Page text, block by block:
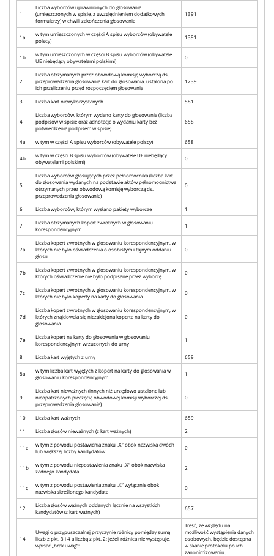
1
Liczba wyborców uprawnionych do głosowania
(umieszczonych w spisie, z uwzględnieniem dodatkowych
formularzy) w chwili zakończenia głosowania
1391
1a
w tym umieszczonych w części A spisu wyborców (obywatele
polscy)
1391
1b
w tym umieszczonych w części B spisu wyborców (obywatele
UE niebędący obywatelami polskimi)
0
2
Liczba otrzymanych przez obwodową komisję wyborczą ds.
przeprowadzenia głosowania kart do głosowania, ustalona po
ich przeliczeniu przed rozpoczęciem głosowania
1239
3 Liczba kart niewykorzystanych 581
4
Liczba wyborców, którym wydano karty do głosowania (liczba
podpisów w spisie oraz adnotacje o wydaniu karty bez
potwierdzenia podpisem w spisie)
658
4a w tym w części A spisu wyborców (obywatele polscy) 658
4b
w tym w części B spisu wyborców (obywatele UE niebędący
obywatelami polskimi)
0
5
Liczba wyborców głosujących przez pełnomocnika (liczba kart
do głosowania wydanych na podstawie aktów pełnomocnictwa
otrzymanych przez obwodową komisję wyborczą ds.
przeprowadzenia głosowania)
0
6 Liczba wyborców, którym wysłano pakiety wyborcze 1
7
Liczba otrzymanych kopert zwrotnych w głosowaniu
korespondencyjnym
1
7a
Liczba kopert zwrotnych w głosowaniu korespondencyjnym, w
których nie było oświadczenia o osobistym i tajnym oddaniu
głosu
0
7b
Liczba kopert zwrotnych w głosowaniu korespondencyjnym, w
których oświadczenie nie było podpisane przez wyborcę
0
7c
Liczba kopert zwrotnych w głosowaniu korespondencyjnym, w
których nie było koperty na karty do głosowania
0
7d
Liczba kopert zwrotnych w głosowaniu korespondencyjnym, w
których znajdowała się niezaklejona koperta na karty do
głosowania
0
7e
Liczba kopert na karty do głosowania w głosowaniu
korespondencyjnym wrzuconych do urny
1
8 Liczba kart wyjętych z urny 659
8a
w tym liczba kart wyjętych z kopert na karty do głosowania w
głosowaniu korespondencyjnym
1
9
Liczba kart nieważnych (innych niż urzędowo ustalone lub
nieopatrzonych pieczęcią obwodowej komisji wyborczej ds.
przeprowadzenia głosowania)
0
10 Liczba kart ważnych
659
11
Liczba głosów nieważnych (z kart ważnych) 2
11a
w tym z powodu postawienia znaku „X” obok nazwiska dwóch
lub większej liczby kandydatów
0
11b
w tym z powodu niepostawienia znaku „X” obok nazwiska
żadnego kandydata
2
11c
w tym z powodu postawienia znaku „X” wyłącznie obok
nazwiska skreślonego kandydata
0
12
Liczba głosów ważnych oddanych łącznie na wszystkich
kandydatów (z kart ważnych)
657
14
Uwagi o przypuszczalnej przyczynie różnicy pomiędzy sumą
liczb z pkt. 3 i 4 a liczbą z pkt. 2; jeżeli różnica nie występuje,
wpisać „brak uwag”:
Treść, ze względu na
możliwość wystąpienia danych
osobowych, będzie dostępna
w skanie protokołu po ich
zanonimizowaniu.